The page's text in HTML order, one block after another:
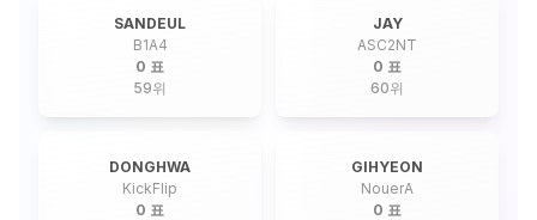
SANDEUL
B1A4
0 표
59위
JAY
ASC2NT
0 표
60위
DONGHWA
KickFlip
0 표
GIHYEON
NouerA
0 표